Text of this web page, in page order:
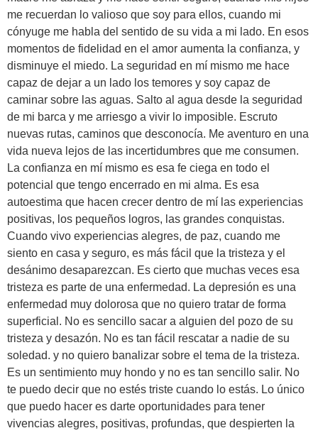
me recuerdan lo valioso que soy para ellos, cuando mi
cónyuge me habla del sentido de su vida a mi lado. En esos
momentos de fidelidad en el amor aumenta la confianza, y
disminuye el miedo. La seguridad en mí mismo me hace
capaz de dejar a un lado los temores y soy capaz de
caminar sobre las aguas. Salto al agua desde la seguridad
de mi barca y me arriesgo a vivir lo imposible. Escruto
nuevas rutas, caminos que desconocía. Me aventuro en una
vida nueva lejos de las incertidumbres que me consumen.
La confianza en mí mismo es esa fe ciega en todo el
potencial que tengo encerrado en mi alma. Es esa
autoestima que hacen crecer dentro de mí las experiencias
positivas, los pequeños logros, las grandes conquistas.
Cuando vivo experiencias alegres, de paz, cuando me
siento en casa y seguro, es más fácil que la tristeza y el
desánimo desaparezcan. Es cierto que muchas veces esa
tristeza es parte de una enfermedad. La depresión es una
enfermedad muy dolorosa que no quiero tratar de forma
superficial. No es sencillo sacar a alguien del pozo de su
tristeza y desazón. No es tan fácil rescatar a nadie de su
soledad. y no quiero banalizar sobre el tema de la tristeza.
Es un sentimiento muy hondo y no es tan sencillo salir. No
te puedo decir que no estés triste cuando lo estás. Lo único
que puedo hacer es darte oportunidades para tener
vivencias alegres, positivas, profundas, que despierten la